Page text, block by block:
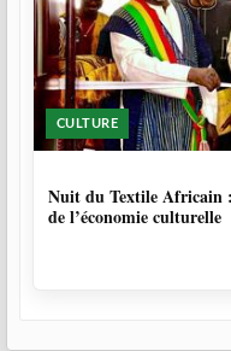
CULTURE
Nuit du Textile Africain
de l’économie culturelle